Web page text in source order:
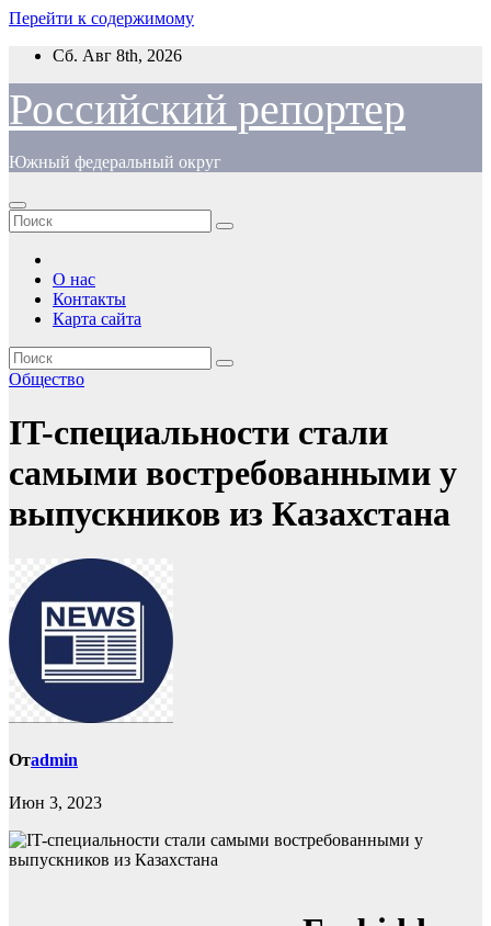
Перейти к содержимому
Сб. Авг 8th, 2026
Российский репортер
Южный федеральный округ
О нас
Контакты
Карта сайта
Общество
IT-специальности стали
самыми востребованными у
выпускников из Казахстана
Отadmin
Июн 3, 2023